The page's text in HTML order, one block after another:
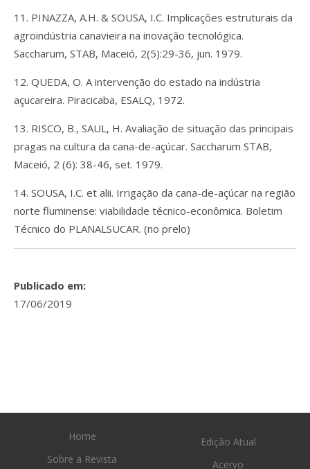
11. PINAZZA, A.H. & SOUSA, I.C. Implicações estruturais da
agroindústria canavieira na inovação tecnológica.
Saccharum, STAB, Maceió, 2(5):29-36, jun. 1979.
12. QUEDA, O. A intervenção do estado na indústria
açucareira. Piracicaba, ESALQ, 1972.
13. RISCO, B., SAUL, H. Avaliação de situação das principais
pragas na cultura da cana-de-açúcar. Saccharum STAB,
Maceió, 2 (6): 38-46, set. 1979.
14. SOUSA, I.C. et alii. Irrigação da cana-de-açúcar na região
norte fluminense: viabilidade técnico-econômica. Boletim
Técnico do PLANALSUCAR. (no prelo)
Publicado em:
17/06/2019
Home
Sobre a Revista
Edição Atual
Acervo